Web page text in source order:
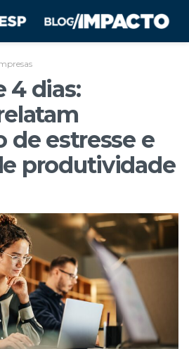
4 dias:
de estresse e
produtividade